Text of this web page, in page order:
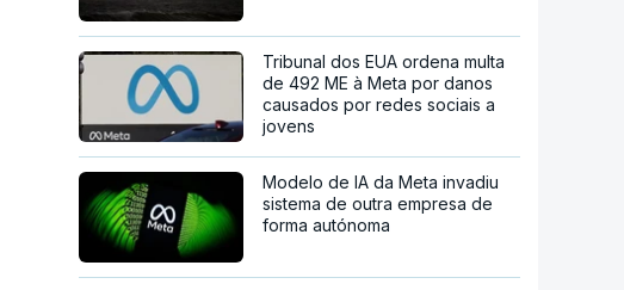
Tribunal dos EUA ordena multa
de 492 ME à Meta por danos
causados por redes sociais a
jovens
Modelo de IA da Meta invadiu
sistema de outra empresa de
forma autónoma